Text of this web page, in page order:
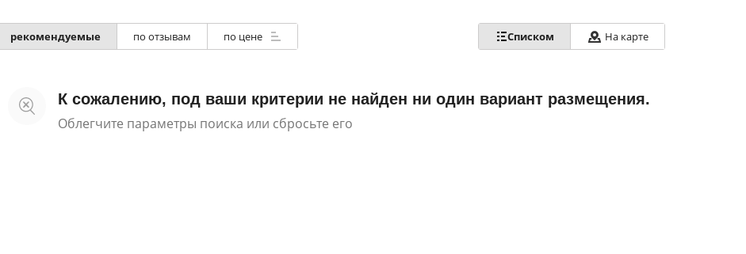
рекомендуемые по отзывам по цене Списком На карте
К сожалению, под ваши критерии не найден ни один вариант размещения.
Облегчите параметры поиска или сбросьте его